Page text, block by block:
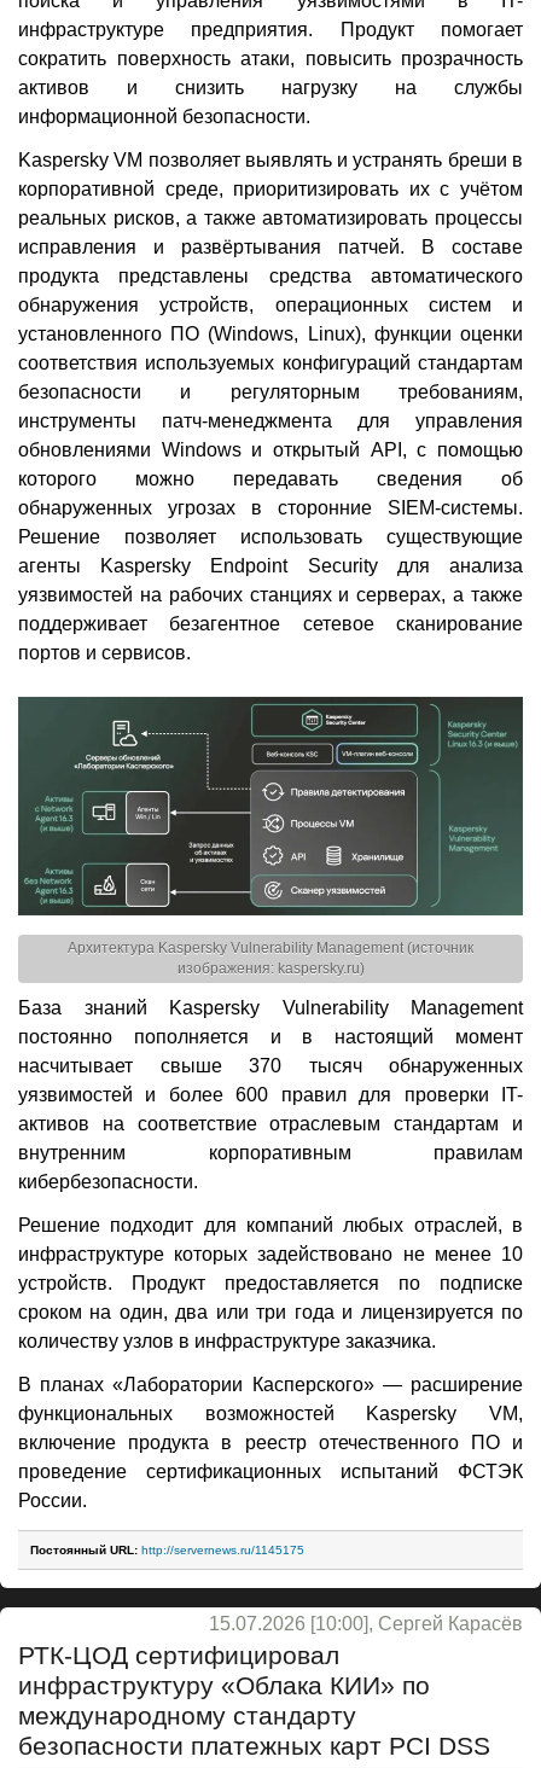
инфраструктуре предприятия. Продукт помогает
сократить поверхность атаки, повысить прозрачность
активов и снизить нагрузку на службы
информационной безопасности.
Kaspersky VM позволяет выявлять и устранять бреши в
корпоративной среде, приоритизировать их с учётом
реальных рисков, а также автоматизировать процессы
исправления и развёртывания патчей. В составе
продукта представлены средства автоматического
обнаружения устройств, операционных систем и
установленного ПО (Windows, Linux), функции оценки
соответствия используемых конфигураций стандартам
безопасности и регуляторным требованиям,
инструменты патч-менеджмента для управления
обновлениями Windows и открытый API, с помощью
которого можно передавать сведения об
обнаруженных угрозах в сторонние SIEM-системы.
Решение позволяет использовать существующие
агенты Kaspersky Endpoint Security для анализа
уязвимостей на рабочих станциях и серверах, а также
поддерживает безагентное сетевое сканирование
портов и сервисов.
Архитектура Kaspersky Vulnerability Management (источник
изображения: kaspersky.ru)
База знаний Kaspersky Vulnerability Management
постоянно пополняется и в настоящий момент
насчитывает свыше 370 тысяч обнаруженных
уязвимостей и более 600 правил для проверки IT-
активов на соответствие отраслевым стандартам и
внутренним корпоративным правилам
кибербезопасности.
Решение подходит для компаний любых отраслей, в
инфраструктуре которых задействовано не менее 10
устройств. Продукт предоставляется по подписке
сроком на один, два или три года и лицензируется по
количеству узлов в инфраструктуре заказчика.
В планах «Лаборатории Касперского» — расширение
функциональных возможностей Kaspersky VM,
включение продукта в реестр отечественного ПО и
проведение сертификационных испытаний ФСТЭК
России.
Постоянный URL: http://servernews.ru/1145175
15.07.2026 [10:00], Сергей Карасёв
РТК-ЦОД сертифицировал
инфраструктуру «Облака КИИ» по
международному стандарту
безопасности платежных карт PCI DSS